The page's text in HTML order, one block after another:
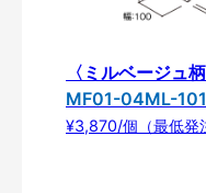
〈ミルベージュ柄
MF01-04ML-
¥3,870/個（最低発